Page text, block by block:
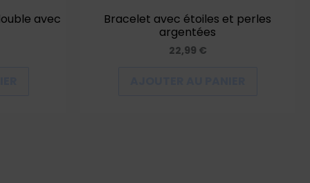
avec
Bracelet avec étoiles et perles
argentées
22,99 €